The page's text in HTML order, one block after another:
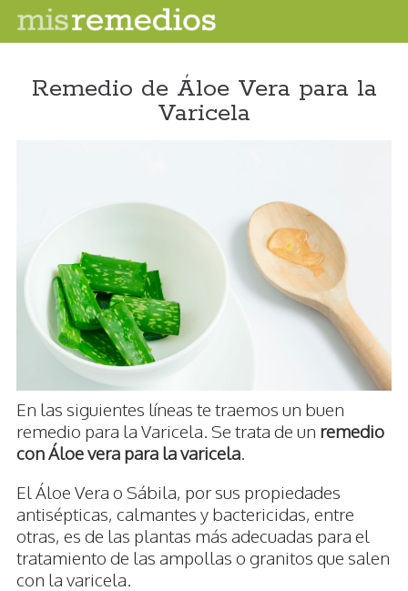
Remedio de Áloe Vera para la
Varicela
En las siguientes líneas te traemos un buen
remedio para la Varicela. Se trata de un remedio
con Áloe vera para la varicela
El Áloe Vera o Sábila, por sus propiedades
antisépticas, calmantes y bactericidas, entre
otras, es de las plantas más adecuadas para el
tratamiento de las ampollas o granitos que salen
con la varicela.